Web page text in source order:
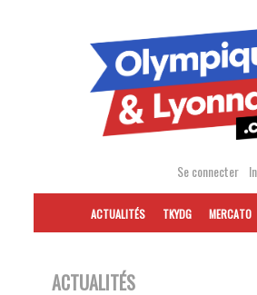
Se connecter
ACTUALITÉS TKYDG MERCATO
ACTUALITÉS